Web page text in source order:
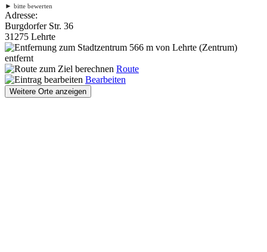
► bitte bewerten
Adresse:
Burgdorfer Str. 36
31275 Lehrte
566 m von Lehrte (Zentrum)
entfernt
Route
Bearbeiten
Weitere Orte anzeigen